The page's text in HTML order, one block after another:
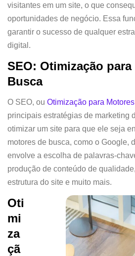
visitantes em um site, o que
oportunidades de negócio. Essa
garantir o sucesso de qualquer
digital.
SEO: Otimização
Busca
O SEO, ou Otimização para
principais estratégias de marketing
otimizar um site para que ele seja
motores de busca, como o Google,
envolve a escolha de palavras-
produção de conteúdo de
estrutura do site e muito mais.
Oti
mi
za
çã